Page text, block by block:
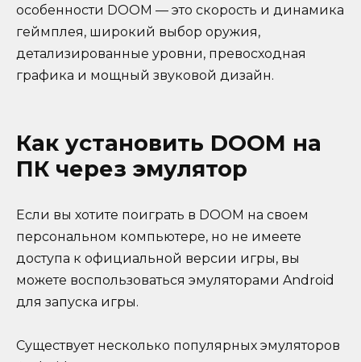
особенности DOOM — это скорость и динамика
геймплея, широкий выбор оружия,
детализированные уровни, превосходная
графика и мощный звуковой дизайн.
Как установить DOOM на
ПК через эмулятор
Если вы хотите поиграть в DOOM на своем
персональном компьютере, но не имеете
доступа к официальной версии игры, вы
можете воспользоваться эмуляторами Android
для запуска игры.
Существует несколько популярных эмуляторов